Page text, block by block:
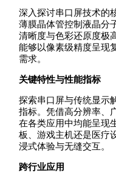
深入探讨串口屏技术的
薄膜晶体管控制液晶分
清晰度与色彩还原度极
能够以像素级精度呈现
需求。
关键特性与性能指标
探索串口屏与传统显示
指标。凭借高分辨率、
在各类应用中均能呈现
板、游戏主机还是医疗
浸式体验与无缝交互。
跨行业应用